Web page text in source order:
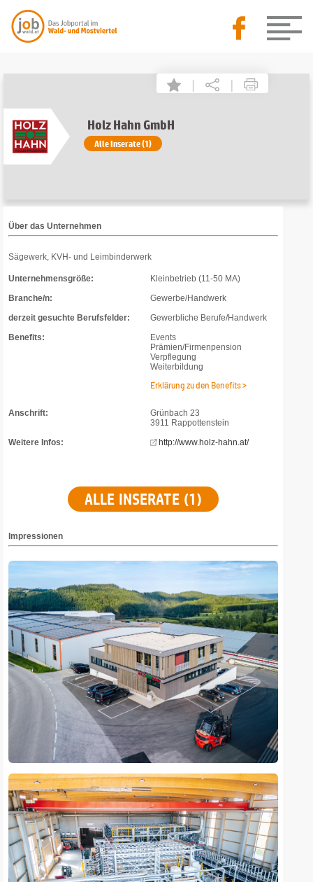
| |
Holz Hahn GmbH
Alle Inserate (1)
Über das Unternehmen
Sägewerk, KVH- und Leimbinderwerk
Unternehmensgröße:
Kleinbetrieb (11-50 MA)
Branche/n:
Gewerbe/Handwerk
derzeit gesuchte Berufsfelder:
Gewerbliche Berufe/Handwerk
Benefits:
Events
Prämien/Firmenpension
Verpflegung
Weiterbildung
Erklärung zu den Benefits >
Anschrift:
Grünbach 23
3911 Rappottenstein
Weitere Infos:
http://www.holz-hahn.at/
ALLE INSERATE (1)
Impressionen